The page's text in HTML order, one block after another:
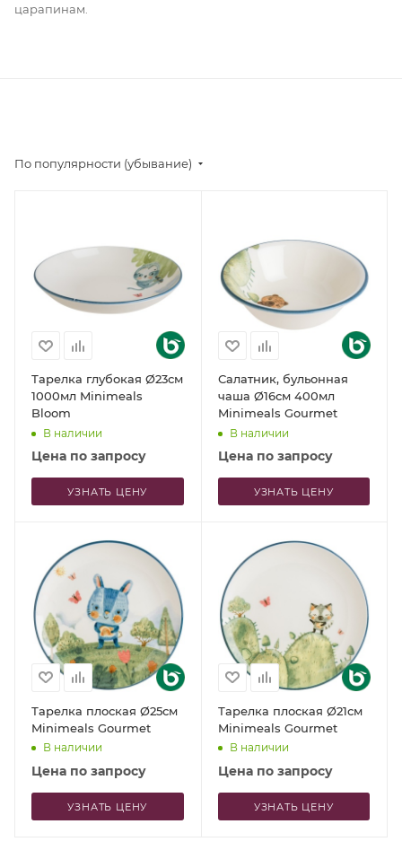
царапинам.
По популярности (убывание)
Тарелка глубокая Ø23см
1000мл Minimeals
Bloom
В наличии
Цена по запросу
УЗНАТЬ ЦЕНУ
Салатник, бульонная
чаша Ø16см 400мл
Minimeals Gourmet
В наличии
Цена по запросу
УЗНАТЬ ЦЕНУ
Тарелка плоская Ø25см
Minimeals Gourmet
В наличии
Цена по запросу
УЗНАТЬ ЦЕНУ
Тарелка плоская Ø21см
Minimeals Gourmet
В наличии
Цена по запросу
УЗНАТЬ ЦЕНУ